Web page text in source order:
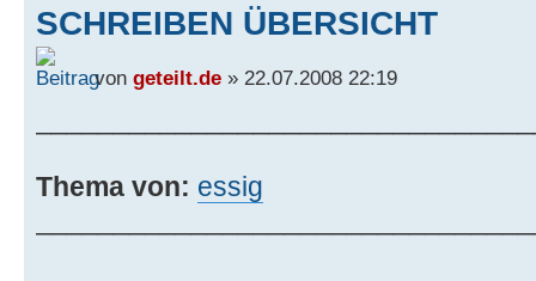
SCHREIBEN ÜBERSICHT
von geteilt.de » 22.07.2008 22:19
Thema von: essig